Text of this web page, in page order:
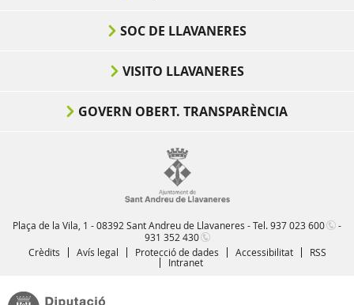
SOC DE LLAVANERES
VISITO LLAVANERES
GOVERN OBERT. TRANSPARÈNCIA
Plaça de la Vila, 1 - 08392 Sant Andreu de Llavaneres - Tel.937 023 600
-
931 352 430
Crèdits
Avís legal Protecció de dades Accessibilitat
RSS
Intranet